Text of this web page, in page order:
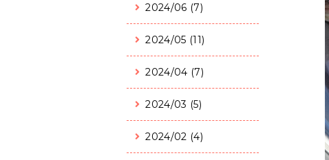
2024/06 (7)
2024/05 (11)
2024/04 (7)
2024/03 (5)
2024/02 (4)